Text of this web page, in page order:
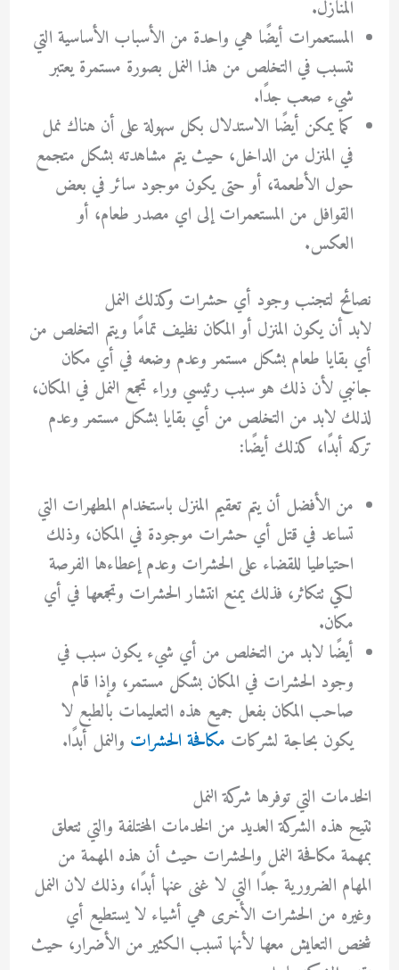
المنازل.
المستعمرات أيضًا هي واحدة من الأسباب الأساسية التي
تتسبب في التخلص من هذا النمل بصورة مستمرة يعتبر
شيء صعب جدًا.
كما يمكن أيضًا الاستدلال بكل سهولة على أن هناك نمل
في المنزل من الداخل، حيث يتم مشاهدته بشكل متجمع
حول الأطعمة، أو حتى يكون موجود سائر في بعض
القوافل من المستعمرات إلى اي مصدر طعام، أو
العكس.
نصائح لتجنب وجود أي حشرات وكذلك النمل
لابد أن يكون المنزل أو المكان نظيف تمامًا ويتم التخلص من
أي بقايا طعام بشكل مستمر وعدم وضعه في أي مكان
جانبي لأن ذلك هو سبب رئيسي وراء تجمع النمل في المكان،
لذلك لابد من التخلص من أي بقايا بشكل مستمر وعدم
تركه أبدًا، كذلك أيضًا:
من الأفضل أن يتم تعقيم المنزل باستخدام المطهرات التي
تساعد في قتل أي حشرات موجودة في المكان، وذلك
احتياطيا للقضاء على الحشرات وعدم إعطاءها الفرصة
لكي تتكاثر، فذلك يمنع انتشار الحشرات وتجمعها في أي
مكان.
أيضًا لابد من التخلص من أي شيء يكون سبب في
وجود الحشرات في المكان بشكل مستمر، وإذا قام
صاحب المكان بفعل جميع هذه التعليمات بالطبع لا
يكون بحاجة لشركات مكافحة الحشرات والنمل أبدًا.
الخدمات التي توفرها شركة النمل
تتيح هذه الشركة العديد من الخدمات المختلفة والتي تتعلق
بمهمة مكافحة النمل والحشرات حيث أن هذه المهمة من
المهام الضرورية جدًا التي لا غنى عنها أبدًا، وذلك لان النمل
وغيره من الحشرات الأخرى هي أشياء لا يستطيع أي
شخص التعايش معها لأنها تسبب الكثير من الأضرار، حيث